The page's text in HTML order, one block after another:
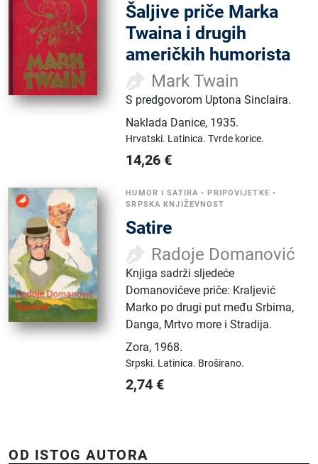
Šaljive priče Marka
Twaina i drugih
američkih humorista
Mark Twain
S predgovorom Uptona Sinclaira.
Naklada Danice, 1935.
Hrvatski. Latinica.Tvrde korice.
14,26 €
HUMOR I SATIRA •PRIPOVIJETKE •
SRPSKA KNJIŽEVNOST
Satire
Radoje Domanović
Knjiga sadrži sljedeće
Domanovićeve priče: Kraljević
Marko po drugi put među Srbima,
Danga, Mrtvo more i Stradija.
Zora, 1968.
Srpski. Latinica. Broširano.
2,74 €
OD ISTOG AUTORA